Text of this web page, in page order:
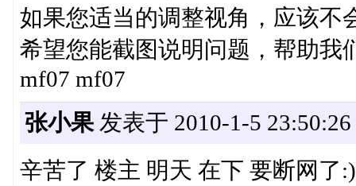
如果您适当的调整视角，应该不
希望您能截图说明问题，帮助我
mf07 mf07
张小果发表于 2010-1-5 23:50:26
辛苦了 楼主 明天 在下 要断网了:)